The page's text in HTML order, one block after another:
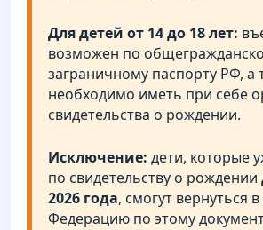
Для детей от 14 до 18 лет:
возможен по
заграничному паспорту РФ, а
необходимо иметь при себе
свидетельства о рождении.
Исключение: дети, которые
по свидетельству о рождении
2026 года, смогут вернуться
Федерацию по этому